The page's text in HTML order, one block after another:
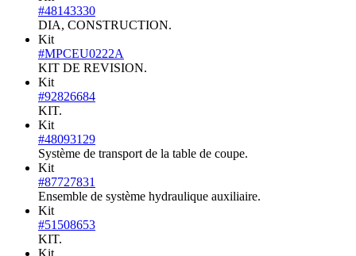
#48143330
DIA, CONSTRUCTION.
Kit
#MPCEU0222A
KIT DE REVISION.
Kit
#92826684
KIT.
Kit
#48093129
Système de transport de la table de coupe.
Kit
#87727831
Ensemble de système hydraulique auxiliaire.
Kit
#51508653
KIT.